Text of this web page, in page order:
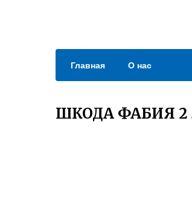
Главная О нас
ШКОДА ФАБИЯ